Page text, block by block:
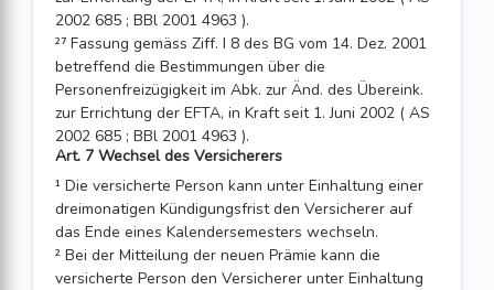
2002 685 ; BBl 2001 4963 ).
²⁷ Fassung gemäss Ziff. I 8 des BG vom 14. Dez. 2001
betreffend die Bestimmungen über die
Personenfreizügigkeit im Abk. zur Änd. des Übereink.
zur Errichtung der EFTA, in Kraft seit 1. Juni 2002 ( AS
2002 685 ; BBl 2001 4963 ).
Art. 7 Wechsel des Versicherers
¹ Die versicherte Person kann unter Einhaltung einer
dreimonatigen Kündigungsfrist den Versicherer auf
das Ende eines Kalendersemesters wechseln.
² Bei der Mitteilung der neuen Prämie kann die
versicherte Person den Versicherer unter Einhaltung